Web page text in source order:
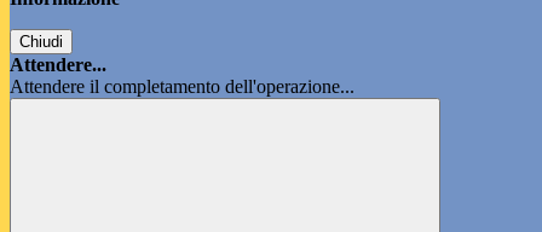
Chiudi
Attendere...
Attendere il completamento dell'operazione...